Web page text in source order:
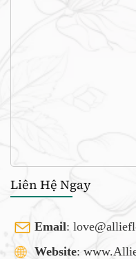
Liên Hệ Ngay
Email:
Website: